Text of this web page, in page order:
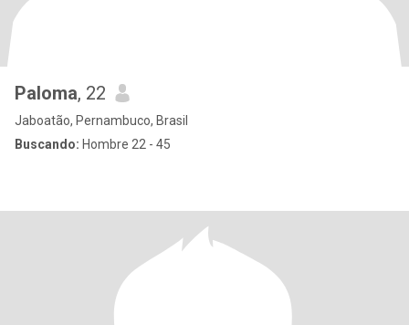
Paloma, 22
Jaboatão, Pernambuco, Brasil
Buscando: Hombre 22 - 45